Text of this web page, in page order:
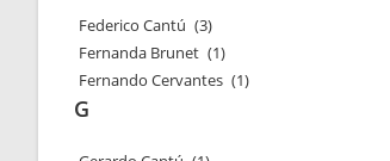
Federico Cantú (3)
Fernanda Brunet (1)
Fernando Cervantes (1)
G